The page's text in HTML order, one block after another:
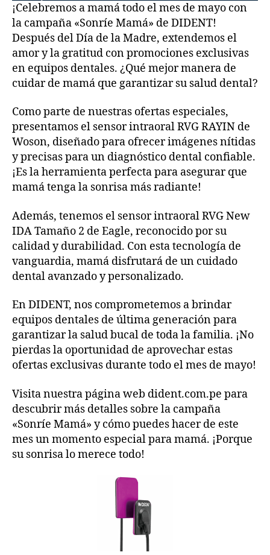
¡Celebremos a mamá todo el mes de mayo con
la campaña «Sonríe Mamá» de DIDENT!
Después del Día de la Madre, extendemos el
amor y la gratitud con promociones exclusivas
en equipos dentales. ¿Qué mejor manera de
cuidar de mamá que garantizar su salud dental?
Como parte de nuestras ofertas especiales,
presentamos el sensor intraoral RVG RAYIN de
Woson, diseñado para ofrecer imágenes nítidas
y precisas para un diagnóstico dental confiable.
¡Es la herramienta perfecta para asegurar que
mamá tenga la sonrisa más radiante!
Además, tenemos el sensor intraoral RVG New
IDA Tamaño 2 de Eagle, reconocido por su
calidad y durabilidad. Con esta tecnología de
vanguardia, mamá disfrutará de un cuidado
dental avanzado y personalizado.
En DIDENT, nos comprometemos a brindar
equipos dentales de última generación para
garantizar la salud bucal de toda la familia. ¡No
pierdas la oportunidad de aprovechar estas
ofertas exclusivas durante todo el mes de mayo!
Visita nuestra página web dident.com.pe para
descubrir más detalles sobre la campaña
«Sonríe Mamá» y cómo puedes hacer de este
mes un momento especial para mamá. ¡Porque
su sonrisa lo merece todo!